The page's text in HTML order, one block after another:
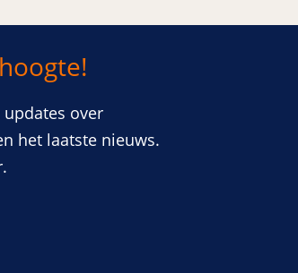
over
het laatste nieuws.